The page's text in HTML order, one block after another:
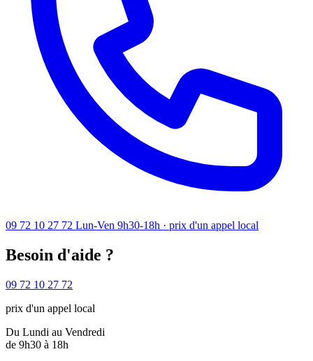
09 72 10 27 72 Lun-Ven 9h30-18h · prix d'un appel local
Besoin d'aide ?
09 72 10 27 72
prix d'un appel local
Du Lundi au Vendredi
de 9h30 à 18h